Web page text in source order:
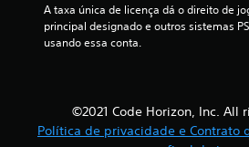
A taxa única de licença dá o direito de
principal designado e outros sistemas
usando essa conta.
©2021 Code Horizon, Inc. All
Política de privacidade e Contrato